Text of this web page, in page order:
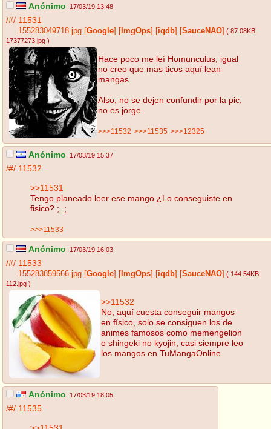
Anónimo 17/03/19 13:48
/#/ 11531
155283049718.jpg Google ImgOps iqdb SauceNAO ( 87.08KB
17377273.jpg )
Hace poco me leí Homunculus, igual
no creo que mas ticos aquí lean
mangas.
Also, no se dejen confundir por la pic,
no es jorge.
>>>11532 >>>11535 >>>12325
Anónimo 17/03/19 15:37
/#/ 11532
>>11531
Tengo planeado leer ese mango ¿Lo conseguiste en
fisico? ;_;
>>>11533
Anónimo 17/03/19 16:03
/#/ 11533
155283859566.jpg Google ImgOps iqdb SauceNAO ( 144.54KB
112.jpg )
>>11532
No, aquí cuesta conseguir mangos
en físico, solo se consiguen los de
animes famosos como memengelion
o shingeki no kyojin, casi siempre leo
los mangos en TuMangaOnline.
Anónimo 17/03/19 18:05
/#/ 11535